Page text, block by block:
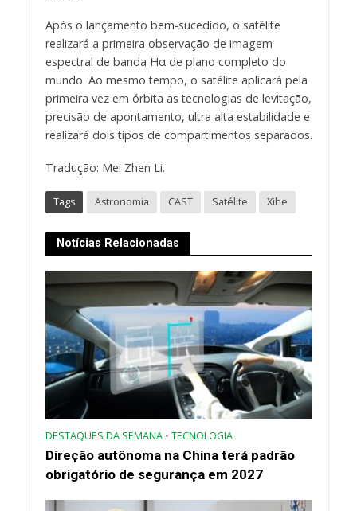
Após o lançamento bem-sucedido, o satélite
realizará a primeira observação de imagem
espectral de banda Hα de plano completo do
mundo. Ao mesmo tempo, o satélite aplicará pela
primeira vez em órbita as tecnologias de levitação,
precisão de apontamento, ultra alta estabilidade e
realizará dois tipos de compartimentos separados.
Tradução: Mei Zhen Li.
Tags Astronomia CAST Satélite Xihe
Notícias Relacionadas
DESTAQUES DA SEMANA • TECNOLOGIA
Direção autônoma na China terá padrão
obrigatório de segurança em 2027